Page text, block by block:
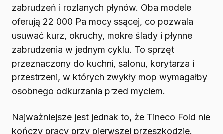
zabrudzeń i rozlanych płynów. Oba modele
oferują 22 000 Pa mocy ssącej, co pozwala
usuwać kurz, okruchy, mokre ślady i płynne
zabrudzenia w jednym cyklu. To sprzęt
przeznaczony do kuchni, salonu, korytarza i
przestrzeni, w których zwykły mop wymagałby
osobnego odkurzania przed myciem.
Najważniejsze jest jednak to, że Tineco Fold nie
kończy pracy przy pierwszej przeszkodzie.